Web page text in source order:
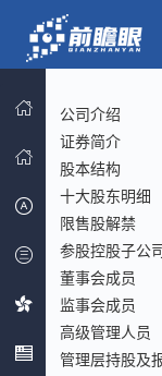
公司介绍
证券简介
股本结构
十大股东明细
限售股解禁
参股控股子公
董事会成员
监事会成员
高级管理人员
管理层持股及